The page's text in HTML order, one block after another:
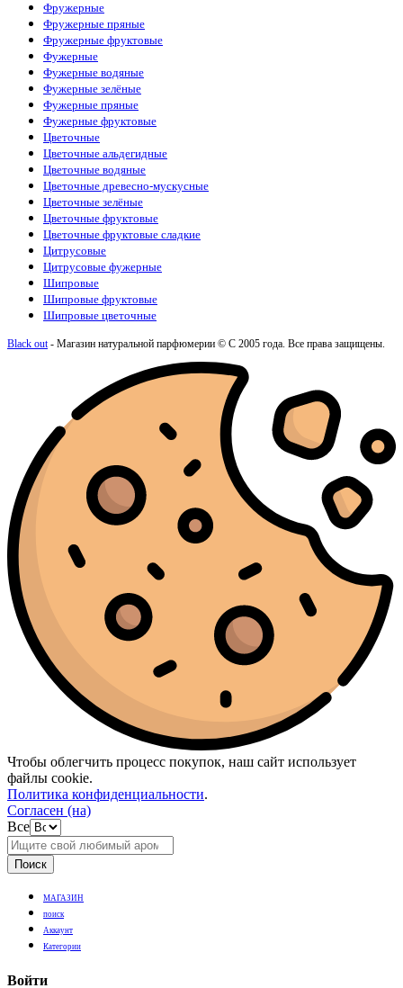
Фружерные
Фружерные пряные
Фружерные фруктовые
Фужерные
Фужерные водяные
Фужерные зелёные
Фужерные пряные
Фужерные фруктовые
Цветочные
Цветочные альдегидные
Цветочные водяные
Цветочные древесно-мускусные
Цветочные зелёные
Цветочные фруктовые
Цветочные фруктовые сладкие
Цитрусовые
Цитрусовые фужерные
Шипровые
Шипровые фруктовые
Шипровые цветочные
Black out- Магазин натуральной парфюмерии © С 2005 года. Все права защищены.
Чтобы облегчить процесс покупок, наш сайт использует
файлы cookie.
Политика конфиденциальности.
Согласен (на)
Все
Поиск
МАГАЗИН
поиск
Аккаунт
Категории
Войти